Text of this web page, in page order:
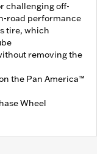
challenging off-
road performance
tire, which
removing the
the Pan America™
Wheel